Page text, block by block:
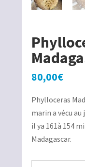
80,00€
Phylloceras
marin a vécu
il ya 161à 154
Madagascar.